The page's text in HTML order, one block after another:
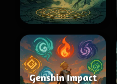
Genshin Impact